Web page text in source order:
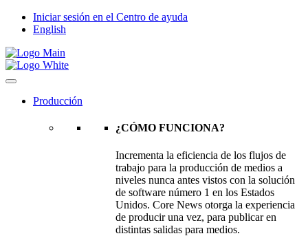
Iniciar sesión en el Centro de ayuda
English
Producción
¿CÓMO FUNCIONA?
Incrementa la eficiencia de los flujos de
trabajo para la producción de medios a
niveles nunca antes vistos con la solución
de software número 1 en los Estados
Unidos. Core News otorga la experiencia
de producir una vez, para publicar en
distintas salidas para medios.